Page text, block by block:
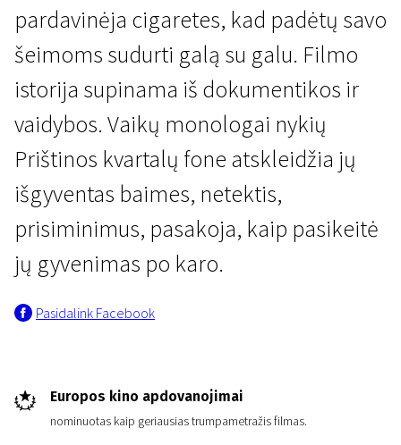
Iš meilės
pardavinėja cigaretes, kad padėtų savo
šeimoms sudurti galą su galu. Filmo
istorija supinama iš dokumentikos ir
vaidybos. Vaikų monologai nykių
Prištinos kvartalų fone atskleidžia jų
išgyventas baimes, netektis,
prisiminimus, pasakoja, kaip pasikeitė
jų gyvenimas po karo.
Pasidalink Facebook
Europos kino apdovanojimai
nominuotas kaip geriausias trumpametražis filmas.